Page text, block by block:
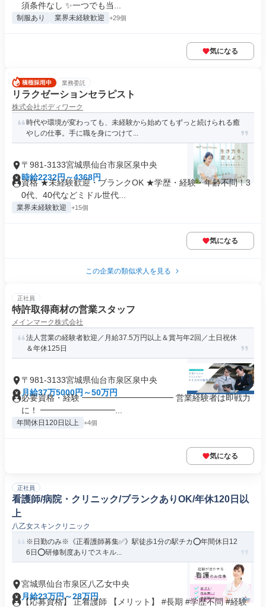
須条件なし ✨一つでも当...
制服あり 業界未経験歓迎 +29個
気になる
業務委託
リラクゼーションセラピスト
株式会社ボディワーク
時代や環境が変わっても、未経験から始めてもずっと続けられる癒
やしの仕事。手に職を身につけて...
〒981-3133宮城県仙台市泉区泉中央
時給2232円～4368円
資格 ★未経験歓迎・ブランクOK ★学歴・経験・年齢不問！3
0代、40代などミドル世代...
業界未経験歓迎 +15個
気になる
この企業の類似求人を見る
正社員
特許取得商材の営業スタッフ
メインマーク株式会社
法人営業の経験者歓迎／月給37.5万円以上＆賞与年2回／土日祝休
＆年休125日
〒981-3133宮城県仙台市泉区泉中央
月給37万5000円～50万円
必要資格・経験 ━━━━━━━━━━━ 営業経験者は即戦力
に！ ━━━━━━━━━...
年間休日120日以上 +4個
気になる
正社員
看護師/病院・クリニック/ブランクありOK/年休120日以
上
八乙女スキンクリニック
※日勤のみ※《正看護師募集✅️》駅徒歩1分の駅チカ⭕年間休日12
6日⭕研修制度ありでスキル...
宮城県仙台市泉区八乙女中央
月給23万円～28万円
【応募資格】 正看護師 【メリット】 #長期 #学歴不問 #経験